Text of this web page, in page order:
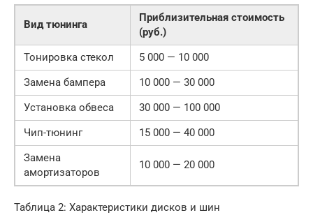
Вид тюнинга
Приблизительная стоимость
(руб.)
Тонировка стекол
5 000 — 10 000
Замена бампера
10 000 — 30 000
Установка обвеса
30 000 — 100 000
Чип-тюнинг
15 000 — 40 000
Замена
амортизаторов
10 000 — 20 000
Таблица 2: Характеристики дисков и шин